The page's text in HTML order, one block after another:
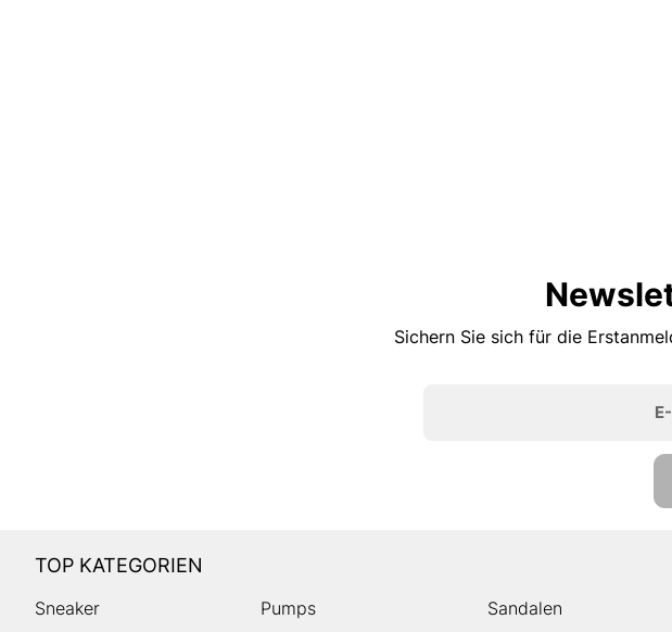
Sichern Sie sich für die
TOP KATEGORIEN
Sneaker Pumps
Sandalen